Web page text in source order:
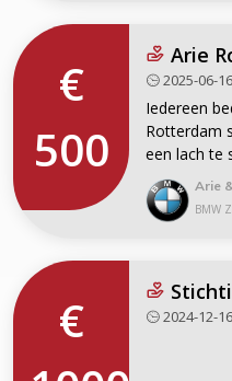
€
500
Arie
2025-06-
Iedereen
Rotterdam
een lach te
Arie
BMW
€
2024-12-